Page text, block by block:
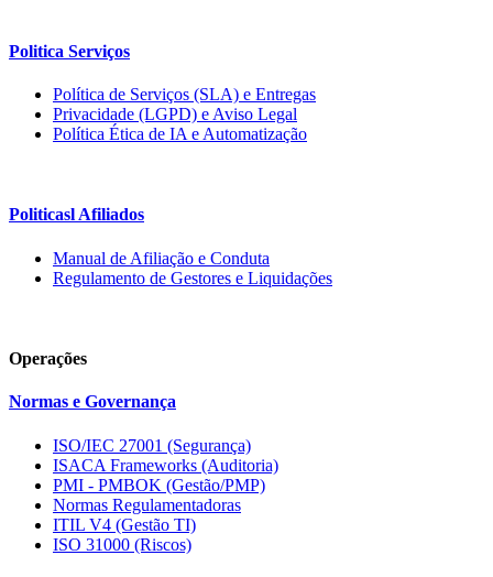
Politica Serviços
Política de Serviços (SLA) e Entregas
Privacidade (LGPD) e Aviso Legal
Política Ética de IA e Automatização
Politicasl Afiliados
Manual de Afiliação e Conduta
Regulamento de Gestores e Liquidações
Operações
Normas e Governança
ISO/IEC 27001 (Segurança)
ISACA Frameworks (Auditoria)
PMI - PMBOK (Gestão/PMP)
Normas Regulamentadoras
ITIL V4 (Gestão TI)
ISO 31000 (Riscos)